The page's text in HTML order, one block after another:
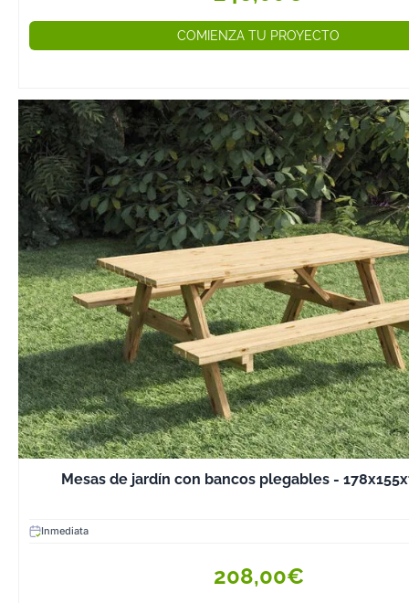
demasiado
comedor.
4. Tumbonas de
Ideales para
o disfrutar de
tranquilidad en
Algunos
respaldo
mayor
5. Estanterías y
Almacenamiento
Permiten
exterior como
cojines o
decorativos.
Añaden
restar estética
6. Juegos de
bien
COMIENZA TU PROYECTO
Mesas de jardín con bancos plegables -
Inmediata
208,00€